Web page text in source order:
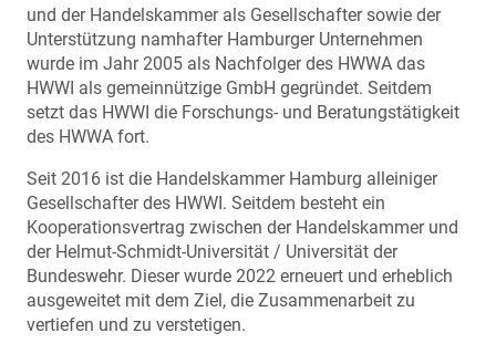
und der Handelskammer als Gesellschafter sowie der
Unterstützung namhafter Hamburger Unternehmen
wurde im Jahr 2005 als Nachfolger des HWWA das
HWWI als gemeinnützige GmbH gegründet. Seitdem
setzt das HWWI die Forschungs- und Beratungstätigkeit
des HWWA fort.
Seit 2016 ist die Handelskammer Hamburg alleiniger
Gesellschafter des HWWI. Seitdem besteht ein
Kooperationsvertrag zwischen der Handelskammer und
der Helmut-Schmidt-Universität / Universität der
Bundeswehr. Dieser wurde 2022 erneuert und erheblich
ausgeweitet mit dem Ziel, die Zusammenarbeit zu
vertiefen und zu verstetigen.